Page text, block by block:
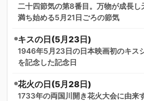
二十四節気の第8番目。万物が成長し
満ち始める5月21日ごろの節気
キスの日(5月23日)
1946年5月23日の日本映画初のキス
を記念した記念日
花火の日(5月28日)
1733年の両国川開き花火大会に由来